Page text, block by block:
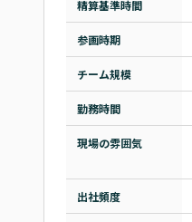
精算基準時間
参画時期
チーム規模
勤務時間
現場の雰囲気
出社頻度